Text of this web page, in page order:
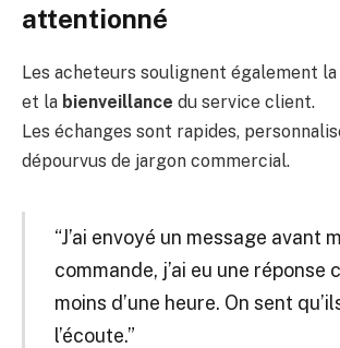
attentionné
Les acheteurs soulignent également la
et la bienveillance du service client.
Les échanges sont rapides,
dépourvus de jargon commercial.
“J’ai envoyé un message avant
commande, j’ai eu une réponse
moins d’une heure. On sent
l’écoute.”